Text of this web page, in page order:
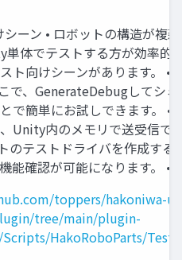
ーン • ロボットの構造が複
体でテストする⽅が効率的
ト向けシーンがあります。 •
で、GenerateDebugしてシ
で簡単にお試しできます。 •
Unity内のメモリで送受信で
のテストドライバを作成する
能確認が可能になります。 •
toppers/hakoniwa-
tree/main/plugin-
Scripts/HakoRoboParts/